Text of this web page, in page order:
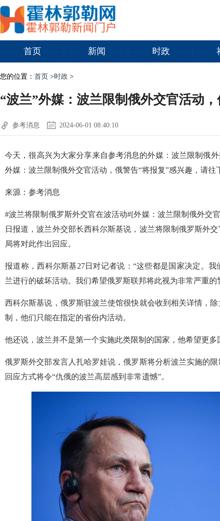
首页 新闻 时政
您的位置： 首页 >时政 >
“波兰”外媒：波兰限制俄外交官活动
参考消息 2024-06-01 08:40:10
今天，很高兴为大家分享来自参考消息的外媒：波兰限制俄
外媒：波兰限制俄外交官活动，俄警告“将报复”感兴趣，请往
来源：参考消息
#波兰将限制俄罗斯外交官在波活动#[外媒：波兰限制俄外交
日报道，波兰外交部长西科尔斯基说，波兰将限制俄罗斯外
局将对此作出回应。
报道称，西科尔斯基27日对记者说：“这些都是国家决定。
兰进行的破坏活动。我们希望俄罗斯联邦将此视为非常严重的
西科尔斯基说，俄罗斯驻波兰使馆很快就会收到相关详情，
制，他们只能在指定的省份内活动。
他还说，波兰并不是第一个实施此类限制的国家，他希望更多
俄罗斯外交部发言人扎哈罗娃说，俄罗斯将分析波兰实施的
回应方式将令“仇俄的波兰高层感到非常遗憾”。